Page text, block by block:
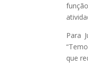
Para
que